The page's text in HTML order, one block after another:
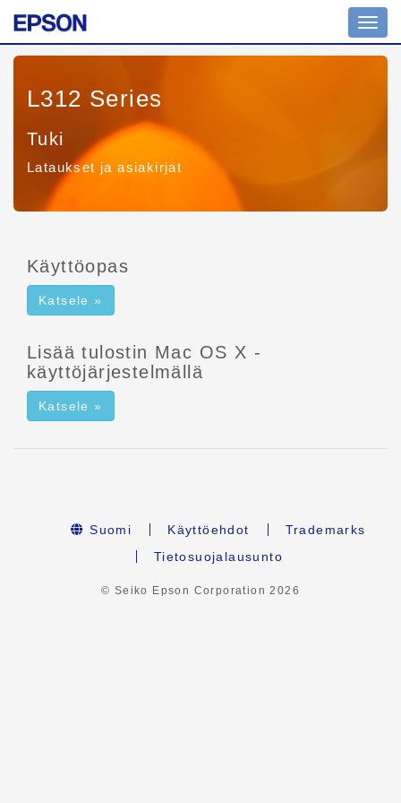
L312 Series
Tuki
Lataukset ja asiakirjat
Käyttöopas
Katsele »
Lisää tulostin Mac OS X -
käyttöjärjestelmällä
Katsele »
Suomi Käyttöehdot
Trademarks
Tietosuojalausunto
© Seiko Epson Corporation2026